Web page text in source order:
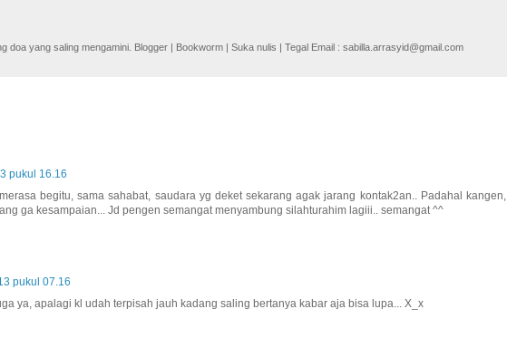
doa yang saling mengamini. Blogger | Bookworm | Suka nulis | Tegal Email : sabilla.arrasyid@gmail.com
pukul 16.16
begitu, sama sahabat, saudara yg deket sekarang agak jarang kontak2an.. Padahal kangen,
ga kesampaian... Jd pengen semangat menyambung silahturahim lagiii.. semangat ^^
pukul 07.16
ya, apalagi kl udah terpisah jauh kadang saling bertanya kabar aja bisa lupa... X_x